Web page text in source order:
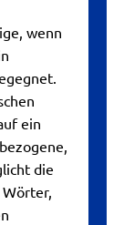
wenn
ein
die